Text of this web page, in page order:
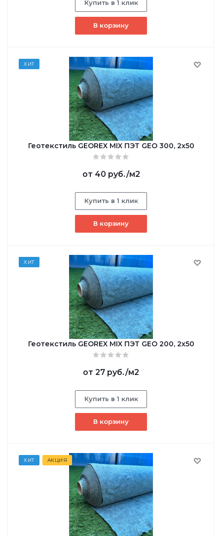
Купить в 1 клик
В корзину
ХИТ
Геотекстиль GEОREX MIX ПЭТ GEO 300, 2х50
от 40 руб./м2
Купить в 1 клик
В корзину
ХИТ
Геотекстиль GEОREX MIX ПЭТ GEO 200, 2х50
от 27 руб./м2
Купить в 1 клик
В корзину
ХИТ АКЦИЯ